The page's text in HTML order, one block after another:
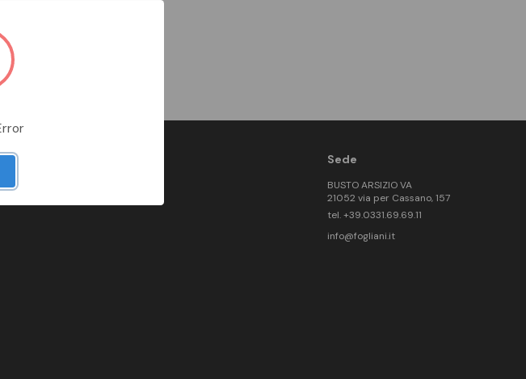
Sede
BUSTO ARSIZIO VA
21052 via per Cassano, 157
tel. +39.0331.69.69.11
info@fogliani.it